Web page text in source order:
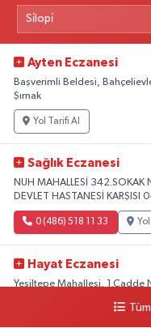
Ayten Eczanesi
Başverimli Beldesi,
Şırnak
Yol Tarifi Al
Sağlık Eczanesi
NUH MAHALLESİ 342.SOKAK
DEVLET HASTANESİ
0 (486) 518 11 33
Hayat Eczanesi
Yeşiltepe Mahallesi, 1.Cadde